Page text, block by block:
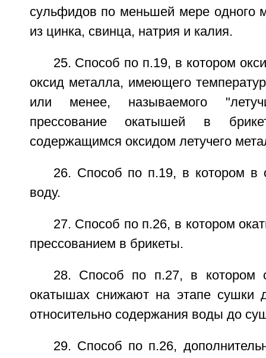
сульфидов по меньшей мере одного
из цинка, свинца, натрия и калия.
25. Способ по п.19, в котором
оксид металла, имеющего
или менее, называемого
прессование окатышей в
содержащимся оксидом летучего
26. Способ по п.19, в котором в
воду.
27. Способ по п.26, в котором
прессованием в брикеты.
28. Способ по п.27, в котором
окатышах снижают на этапе сушки
относительно содержания воды до
29. Способ по п.26,